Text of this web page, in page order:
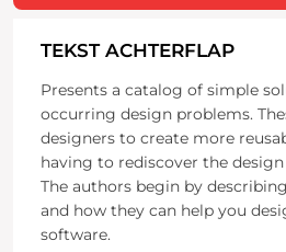
TEKST ACHTERFLAP
Presents a catalog of simple
occurring design problems.
designers to create more
having to rediscover the
The authors begin by
and how they can help you
software.